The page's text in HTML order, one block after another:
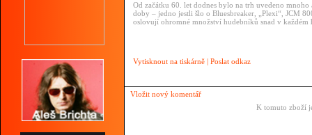
Od začátku 60. let dodnes bylo na trh uvedeno
doby – jedno jestli šlo o Bluesbreaker, „Plexi“, JCM
oslovují ohromné množství hudebníků snad v každém
Vytisknout na tiskárně | Poslat odkaz
Vložit nový komentář
K tomuto zboží